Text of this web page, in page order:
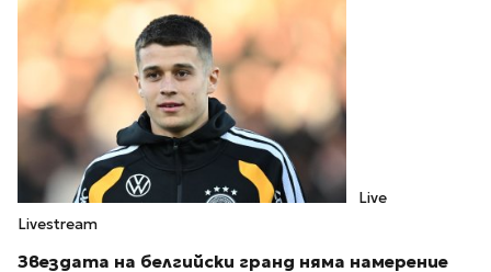
Live
Livestream
Звездата на белгийски гранд няма намерение